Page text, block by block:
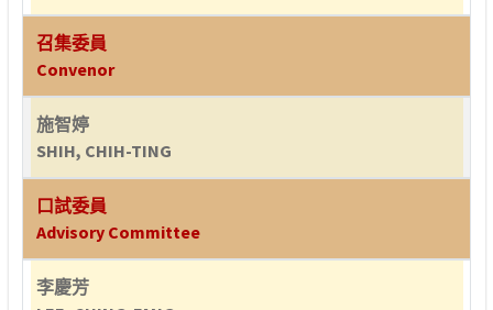
召集委員
Convenor
施智婷
SHIH, CHIH-TING
口試委員
Advisory Committee
李慶芳